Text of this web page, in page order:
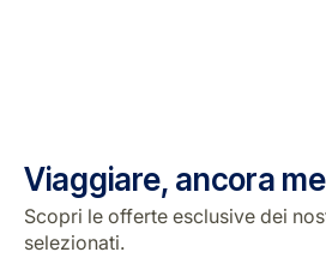
Viaggiare, ancora
Scopri le offerte esclusive dei
selezionati.